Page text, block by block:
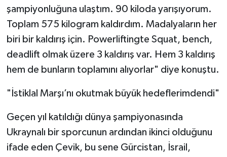
şampiyonluğuna ulaştım. 90 kiloda yarışıyorum.
Toplam 575 kilogram kaldırdım. Madalyaların her
biri bir kaldırış için. Powerliftingte Squat, bench,
deadlift olmak üzere 3 kaldırış var. Hem 3 kaldırış
hem de bunların toplamını alıyorlar" diye konuştu.
"İstiklal Marşı’nı okutmak büyük hedeflerimdendi"
Geçen yıl katıldığı dünya şampiyonasında
Ukraynalı bir sporcunun ardından ikinci olduğunu
ifade eden Çevik, bu sene Gürcistan, İsrail,